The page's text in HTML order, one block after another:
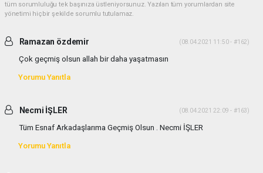
tüm sorumluluğu tek başınıza üstleniyorsunuz. Yazılan tüm yorumlardan site
yönetimi hiçbir şekilde sorumlu tutulamaz.
Ramazan özdemir (08.04.2021 11:50 - #162)
Çok geçmiş olsun allah bir daha yaşatmasın
Yorumu Yanıtla
Necmi İŞLER (08.04.2021 22:09 - #163)
Tüm Esnaf Arkadaşlarıma Geçmiş Olsun . Necmi İŞLER
Yorumu Yanıtla